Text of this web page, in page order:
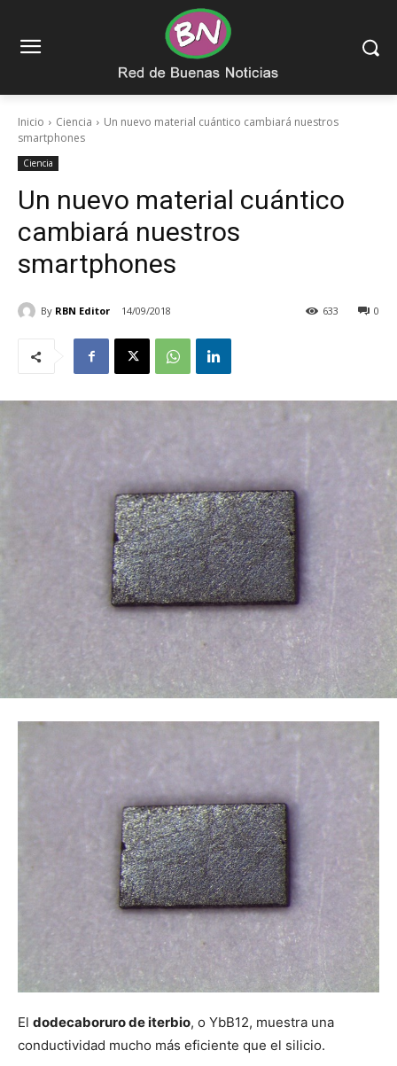
Inicio Ciencia
Un nuevo material cuántico cambiará nuestros
smartphones
Ciencia
Un nuevo material cuántico
cambiará nuestros
smartphones
By RBN Editor 14/09/2018 0
633
El dodecaboruro de iterbio, o YbB12, muestra una
conductividad mucho más eficiente que el silicio.